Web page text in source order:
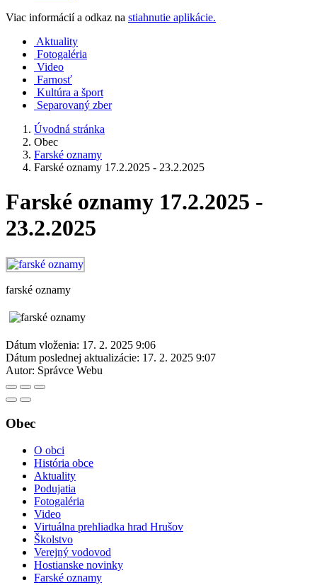
Viac informácií a odkaz na stiahnutie aplikácie.
Aktuality
Fotogaléria
Video
Farnosť
Kultúra a šport
Separovaný zber
Úvodná stránka
Obec
Farské oznamy
Farské oznamy 17.2.2025 - 23.2.2025
Farské oznamy 17.2.2025 -
23.2.2025
farské oznamy
Dátum vloženia: 17. 2. 2025 9:06
Dátum poslednej aktualizácie: 17. 2. 2025 9:07
Autor: Správce Webu
Obec
O obci
História obce
Aktuality
Podujatia
Fotogaléria
Video
Virtuálna prehliadka hrad Hrušov
Školstvo
Verejný vodovod
Hostianske novinky
Farské oznamy